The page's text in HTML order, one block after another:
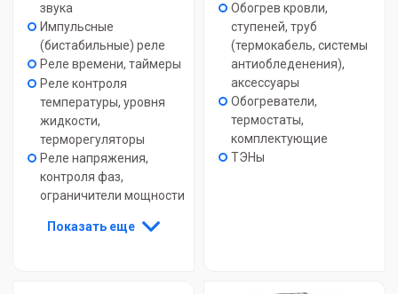
звука
Импульсные
(бистабильные) реле
Реле времени, таймеры
Реле контроля
температуры, уровня
жидкости,
терморегуляторы
Реле напряжения,
контроля фаз,
ограничители мощности
Показать еще
Обогрев кровли,
ступеней, труб
(термокабель, системы
антиобледенения),
аксессуары
Обогреватели,
термостаты,
комплектующие
ТЭНы